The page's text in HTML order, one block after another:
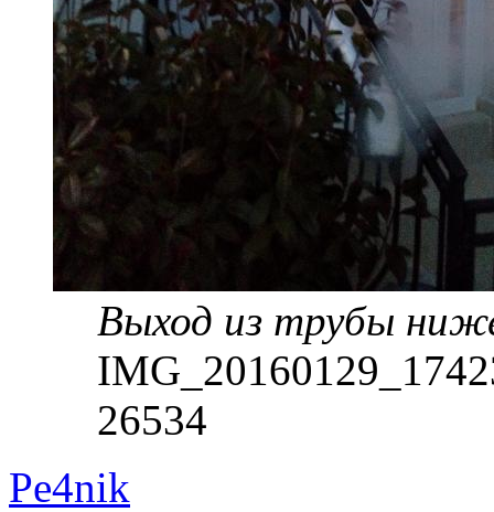
Выход из трубы
26534
Pe4nik